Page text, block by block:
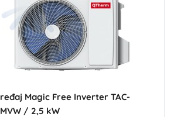
Magic Free Inverter TAC-
/ 2,5 kW